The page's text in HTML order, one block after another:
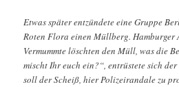
Etwas später entzündete eine Gruppe
Roten Flora einen Müllberg. Hamburger
Vermummte löschten den Müll, was die
mischt Ihr euch ein?“, entrüstete sich
soll der Scheiß, hier Polizeirandale zu